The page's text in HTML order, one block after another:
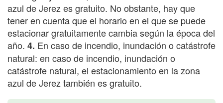
azul de Jerez es gratuito. No obstante, hay que
tener en cuenta que el horario en el que se puede
estacionar gratuitamente cambia según la época del
año. 4. En caso de incendio, inundación o catástrofe
natural: en caso de incendio, inundación o
catástrofe natural, el estacionamiento en la zona
azul de Jerez también es gratuito.